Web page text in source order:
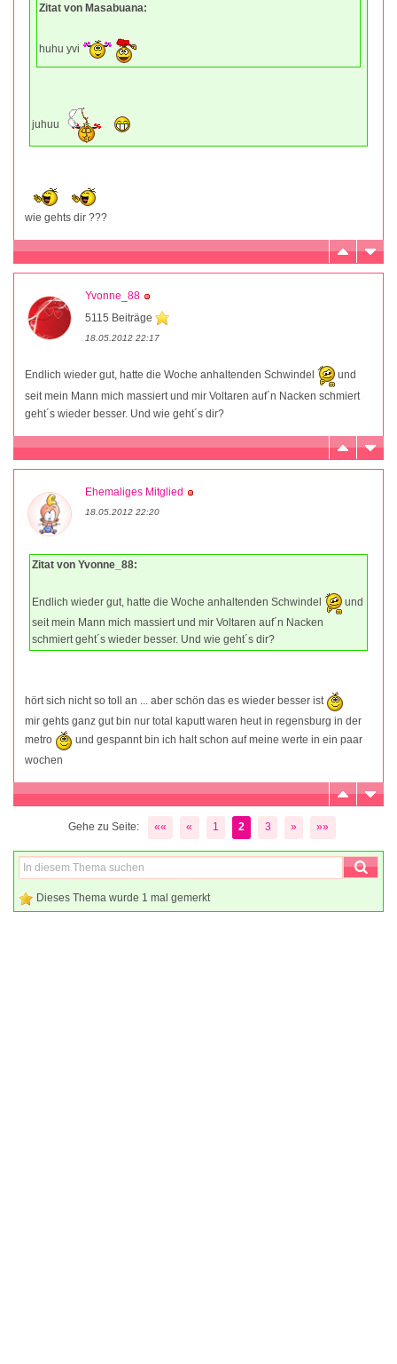
Zitat von Masabuana:
huhu yvi
juhuu
wie gehts dir ???
Yvonne_88
5115 Beiträge
18.05.2012 22:17
Endlich wieder gut, hatte die Woche anhaltenden Schwindel
und
seit mein Mann mich massiert und mir Voltaren auf´n Nacken schmiert
geht´s wieder besser. Und wie geht´s dir?
Ehemaliges Mitglied
18.05.2012 22:20
Zitat von Yvonne_88:
Endlich wieder gut, hatte die Woche anhaltenden Schwindel
und
seit mein Mann mich massiert und mir Voltaren auf´n Nacken
schmiert geht´s wieder besser. Und wie geht´s dir?
hört sich nicht so toll an ... aber schön das es wieder besser ist
mir gehts ganz gut bin nur total kaputt waren heut in regensburg in der
metro
und gespannt bin ich halt schon auf meine werte in ein paar
wochen
Gehe zu Seite: «« « 1 2 3 » »»
Dieses Thema wurde 1 mal gemerkt